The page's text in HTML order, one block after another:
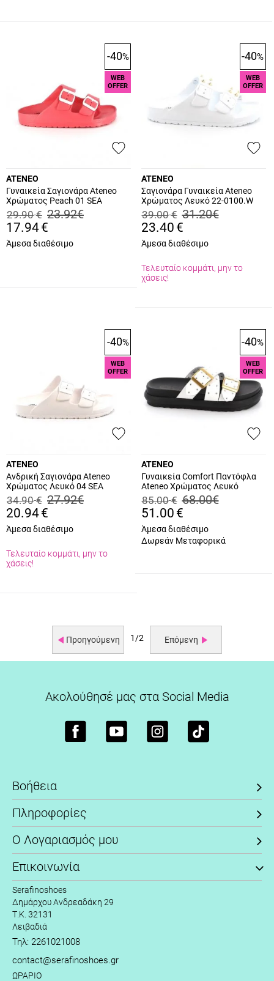
-40%
WEB
OFFER
ATENEO
Γυναικεία Σαγιονάρα Ateneo
Χρώματος Peach 01 SEA
SANDALS.PE
29.90 € 23.92€
17.94€
Άμεσα διαθέσιμο
-40%
WEB
OFFER
ATENEO
Σαγιονάρα Γυναικεία Ateneo
Χρώματος Λευκό 22-0100.W
39.00 € 31.20€
23.40 €
Άμεσα διαθέσιμο
Τελευταίο κομμάτι, μην το
χάσεις!
-40%
WEB
OFFER
ATENEO
Ανδρική Σαγιονάρα Ateneo
Χρώματος Λευκό 04 SEA
SANDALS.W
34.90 € 27.92€
20.94€
Άμεσα διαθέσιμο
Τελευταίο κομμάτι, μην το
χάσεις!
-40%
WEB
OFFER
ATENEO
Γυναικεία Comfort Παντόφλα
Ateneo Χρώματος Λευκό
9107.W
85.00 € 68.00€
51.00 €
Άμεσα διαθέσιμο
Δωρεάν Μεταφορικά
Προηγούμενη 1/2 Επόμενη
Ακολούθησέ μας στα Social Media
Βοήθεια
Πληροφορίες
Ο Λογαριασμός μου
Επικοινωνία
Serafinoshoes
Δημάρχου Ανδρεαδάκη 29
Τ.Κ. 32131
Λειβαδιά
Τηλ: 2261021008
contact@serafinoshoes.gr
ΩΡΑΡΙΟ